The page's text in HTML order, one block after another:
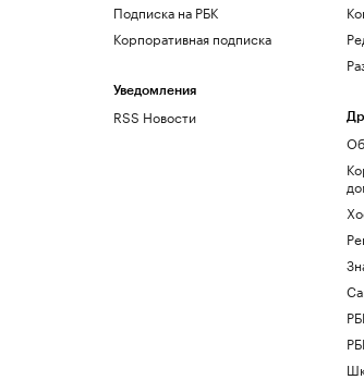
Подписка на РБК
Корпоративная подписка
Уведомления
RSS Новости